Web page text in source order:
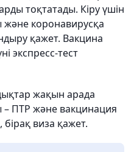
тоқтатады. Кіру үшін
және коронавирусқа
қажет. Вакцина
экспресс-тест
жақын арада
– ПТР және вакцинация
бірақ виза қажет.